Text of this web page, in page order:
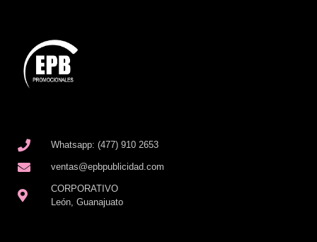
Whatsapp: (477) 910 2653
ventas@epbpublicidad.com
CORPORATIVO
León, Guanajuato